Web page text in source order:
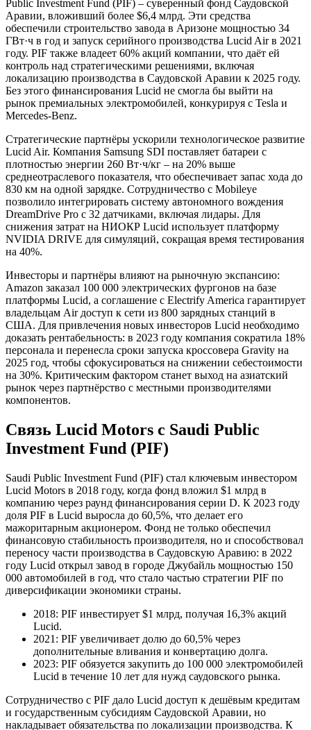
Public Investment Fund (PIF) – суверенный фонд Саудовской
Аравии, вложивший более $6,4 млрд. Эти средства
обеспечили строительство завода в Аризоне мощностью 34
ГВт·ч в год и запуск серийного производства Lucid Air в 2021
году. PIF также владеет 60% акций компании, что даёт ей
контроль над стратегическими решениями, включая
локализацию производства в Саудовской Аравии к 2025 году.
Без этого финансирования Lucid не смогла бы выйти на
рынок премиальных электромобилей, конкурируя с Tesla и
Mercedes-Benz.
Стратегические партнёры ускорили технологическое развитие
Lucid Air. Компания Samsung SDI поставляет батареи с
плотностью энергии 260 Вт·ч/кг – на 20% выше
среднеотраслевого показателя, что обеспечивает запас хода до
830 км на одной зарядке. Сотрудничество с Mobileye
позволило интегрировать систему автономного вождения
DreamDrive Pro с 32 датчиками, включая лидары. Для
снижения затрат на НИОКР Lucid использует платформу
NVIDIA DRIVE для симуляций, сокращая время тестирования
на 40%.
Инвесторы и партнёры влияют на рыночную экспансию:
Amazon заказал 100 000 электрических фургонов на базе
платформы Lucid, а соглашение с Electrify America гарантирует
владельцам Air доступ к сети из 800 зарядных станций в
США. Для привлечения новых инвесторов Lucid необходимо
доказать рентабельность: в 2023 году компания сократила 18%
персонала и перенесла сроки запуска кроссовера Gravity на
2025 год, чтобы сфокусироваться на снижении себестоимости
на 30%. Критическим фактором станет выход на азиатский
рынок через партнёрство с местными производителями
компонентов.
Связь Lucid Motors с Saudi Public
Investment Fund (PIF)
Saudi Public Investment Fund (PIF) стал ключевым инвестором
Lucid Motors в 2018 году, когда фонд вложил $1 млрд в
компанию через раунд финансирования серии D. К 2023 году
доля PIF в Lucid выросла до 60,5%, что делает его
мажоритарным акционером. Фонд не только обеспечил
финансовую стабильность производителя, но и способствовал
переносу части производства в Саудовскую Аравию: в 2022
году Lucid открыл завод в городе Джубайль мощностью 150
000 автомобилей в год, что стало частью стратегии PIF по
диверсификации экономики страны.
2018: PIF инвестирует $1 млрд, получая 16,3% акций
Lucid.
2021: PIF увеличивает долю до 60,5% через
дополнительные вливания и конвертацию долга.
2023: PIF обязуется закупить до 100 000 электромобилей
Lucid в течение 10 лет для нужд саудовского рынка.
Сотрудничество с PIF дало Lucid доступ к дешёвым кредитам
и государственным субсидиям Саудовской Аравии, но
накладывает обязательства по локализации производства. К